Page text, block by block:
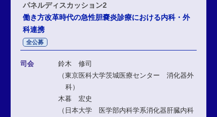
パネルディスカッション2
働き方改革時代の急性胆嚢炎診療における内科・外
科連携
全公募
司会
鈴木 修司
（東京医科大学茨城医療センター 消化器外
科）
木暮 宏史
（日本大学 医学部内科学系消化器肝臓内科